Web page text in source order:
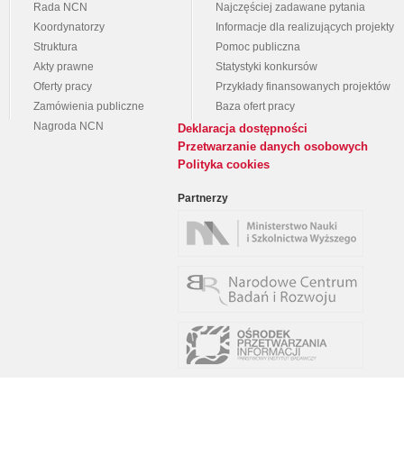
Rada NCN
Koordynatorzy
Struktura
Akty prawne
Oferty pracy
Zamówienia publiczne
Nagroda NCN
Najczęściej zadawane pytania
Informacje dla realizujących projekty
Pomoc publiczna
Statystyki konkursów
Przykłady finansowanych projektów
Baza ofert pracy
Deklaracja dostępności
Przetwarzanie danych osobowych
Polityka cookies
Partnerzy